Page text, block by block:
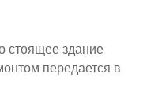
стоящее здание
передается в